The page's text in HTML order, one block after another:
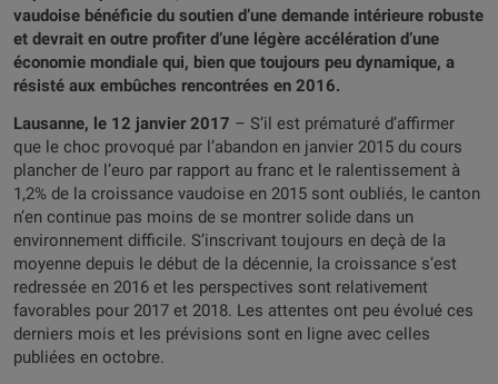
vaudoise bénéficie du soutien d’une demande intérieure robuste
et devrait en outre profiter d’une légère accélération d’une
économie mondiale qui, bien que toujours peu dynamique, a
résisté aux embûches rencontrées en 2016.
Lausanne, le 12 janvier 2017 – S’il est prématuré d’affirmer
que le choc provoqué par l’abandon en janvier 2015 du cours
plancher de l’euro par rapport au franc et le ralentissement à
1,2% de la croissance vaudoise en 2015 sont oubliés, le canton
n’en continue pas moins de se montrer solide dans un
environnement difficile. S’inscrivant toujours en deçà de la
moyenne depuis le début de la décennie, la croissance s’est
redressée en 2016 et les perspectives sont relativement
favorables pour 2017 et 2018. Les attentes ont peu évolué ces
derniers mois et les prévisions sont en ligne avec celles
publiées en octobre.